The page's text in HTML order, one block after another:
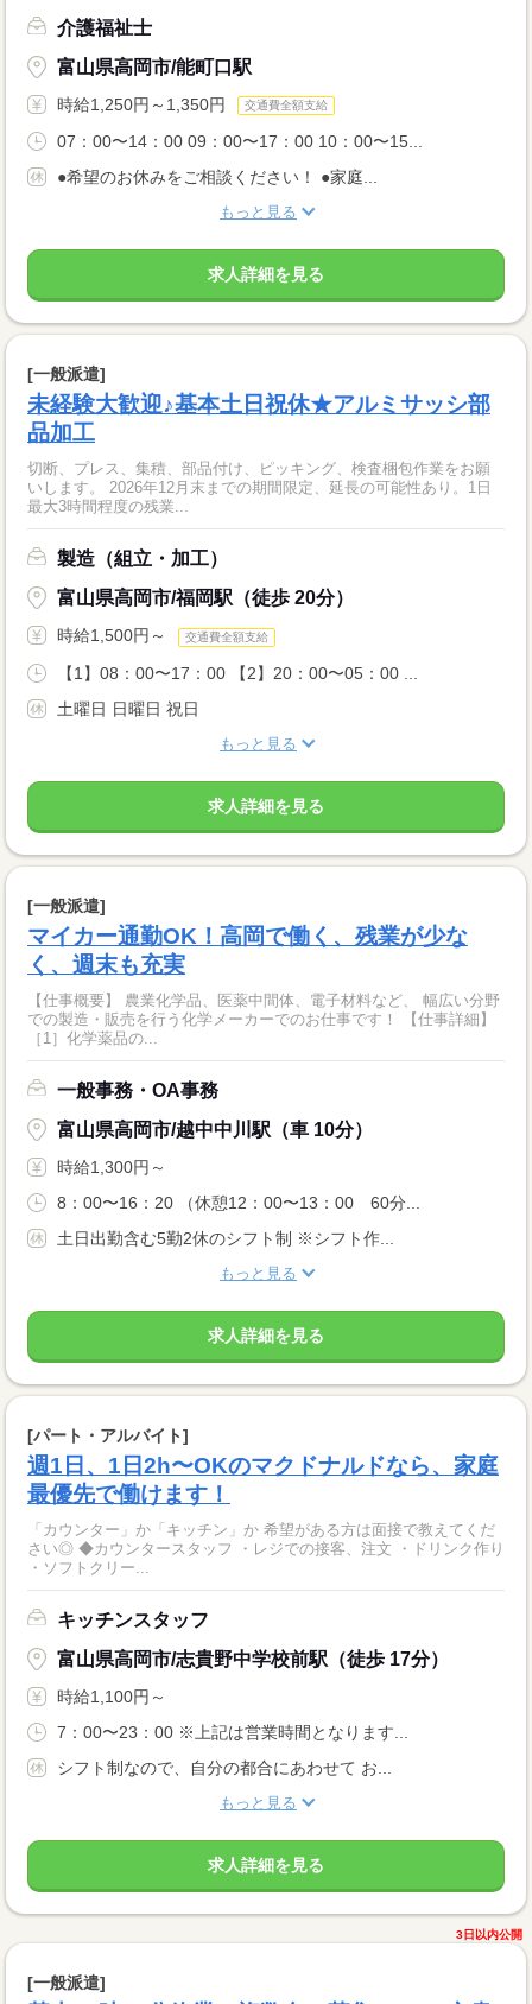
介護福祉士
富山県高岡市/能町口駅
時給1,250円～1,350円 交通費全額支給
07：00〜14：00 09：00〜17：00 10：00〜15...
●希望のお休みをご相談ください！ ●家庭...
もっと見る
求人詳細を見る
[一般派遣]
未経験大歓迎♪基本土日祝休★アルミサッシ部
品加工
切断、プレス、集積、部品付け、ピッキング、検査梱包作業をお願
いします。 2026年12月末までの期間限定、延長の可能性あり。1日
最大3時間程度の残業...
製造（組立・加工）
富山県高岡市/福岡駅（徒歩 20分）
時給1,500円～ 交通費全額支給
【1】08：00〜17：00 【2】20：00〜05：00 ...
土曜日 日曜日 祝日
もっと見る
求人詳細を見る
[一般派遣]
マイカー通勤OK！高岡で働く、残業が少な
く、週末も充実
【仕事概要】 農業化学品、医薬中間体、電子材料など、 幅広い分野
での製造・販売を行う化学メーカーでのお仕事です！ 【仕事詳細】
［1］化学薬品の...
一般事務・OA事務
富山県高岡市/越中中川駅（車 10分）
時給1,300円～
8：00〜16：20 （休憩12：00〜13：00 60分...
土日出勤含む5勤2休のシフト制 ※シフト作...
もっと見る
求人詳細を見る
[パート・アルバイト]
週1日、1日2h〜OKのマクドナルドなら、家庭
最優先で働けます！
「カウンター」か「キッチン」か 希望がある方は面接で教えてくだ
さい◎ ◆カウンタースタッフ ・レジでの接客、注文 ・ドリンク作り
・ソフトクリー...
キッチンスタッフ
富山県高岡市/志貴野中学校前駅（徒歩 17分）
時給1,100円～
7：00〜23：00 ※上記は営業時間となります...
シフト制なので、自分の都合にあわせて お...
もっと見る
求人詳細を見る
3日以内公開
[一般派遣]